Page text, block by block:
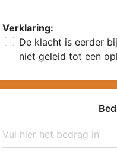
Verklaring:
De klacht is eerder
niet geleid tot een